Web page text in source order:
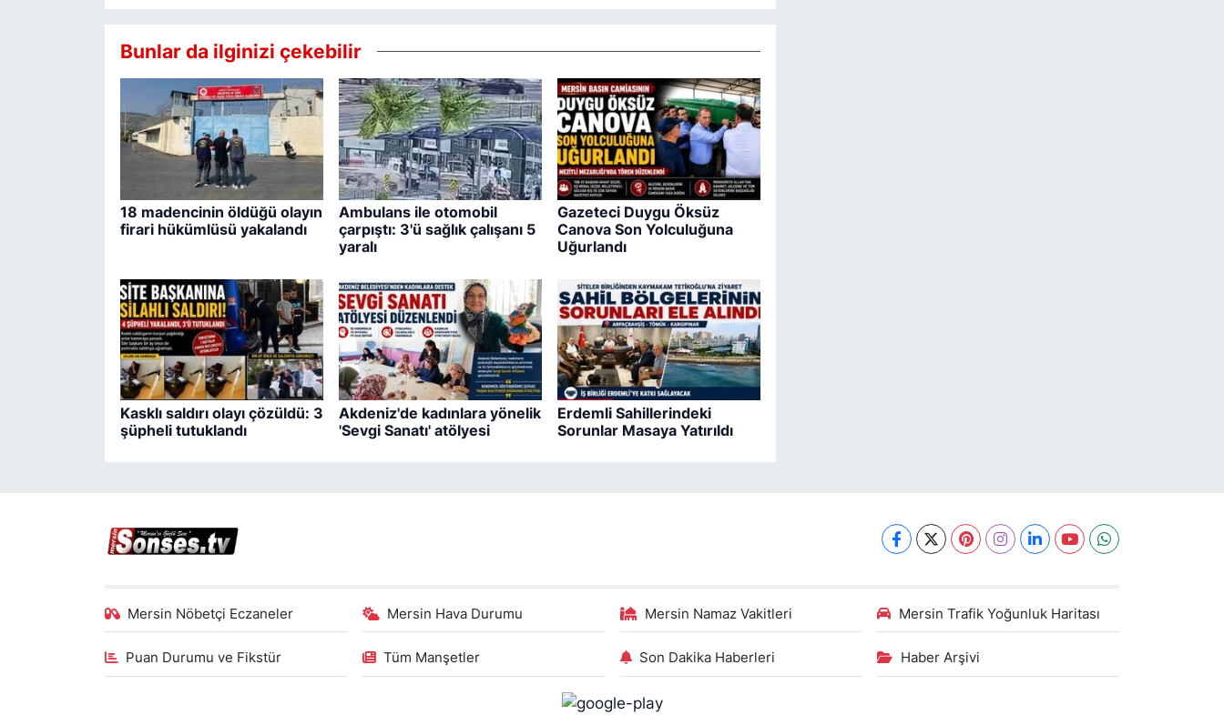
Bunlar da ilginizi çekebilir
18 madencinin öldüğü olayın
firari hükümlüsü yakalandı
Ambulans ile otomobil
çarpıştı: 3'ü sağlık çalışanı 5
yaralı
Gazeteci Duygu Öksüz
Canova Son Yolculuğuna
Uğurlandı
Kasklı saldırı olayı çözüldü: 3
şüpheli tutuklandı
Akdeniz'de kadınlara yönelik
'Sevgi Sanatı' atölyesi
Erdemli Sahillerindeki
Sorunlar Masaya Yatırıldı
Mersin Nöbetçi Eczaneler Mersin Hava Durumu Mersin Namaz Vakitleri Mersin Trafik Yoğunluk Haritası
Puan Durumu ve Fikstür Tüm Manşetler Son Dakika Haberleri Haber Arşivi